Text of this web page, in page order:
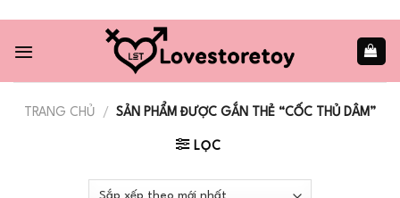
content
TRANG CHỦ / SẢN PHẨM ĐƯỢC GẮN THẺ “CỐC THỦ DÂM”
LỌC